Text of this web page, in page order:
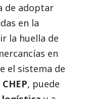
de adoptar
en la
la huella de
en
el sistema de
CHEP, puede